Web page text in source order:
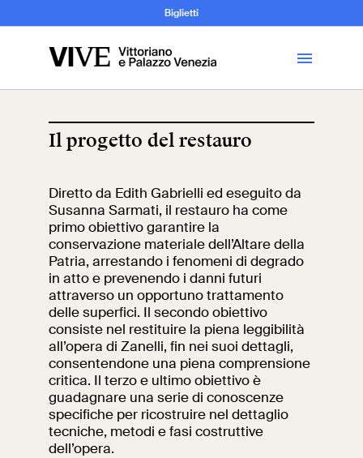
Biglietti
News
Educazione
Scuole
Ricerca
Cantiere aperto
Mostre ed eventi
Incontriamoci al
Collegio Romano
Biglietti
Il progetto del restauro
Diretto da Edith Gabrielli ed eseguito da
Susanna Sarmati, il restauro ha come
primo obiettivo garantire la
conservazione materiale dell’Altare della
Patria, arrestando i fenomeni di degrado
in atto e prevenendo i danni futuri
attraverso un opportuno trattamento
delle superfici. Il secondo obiettivo
consiste nel restituire la piena leggibilità
all’opera di Zanelli, fin nei suoi dettagli,
consentendone una piena comprensione
critica. Il terzo e ultimo obiettivo è
guadagnare una serie di conoscenze
specifiche per ricostruire nel dettaglio
tecniche, metodi e fasi costruttive
dell’opera.